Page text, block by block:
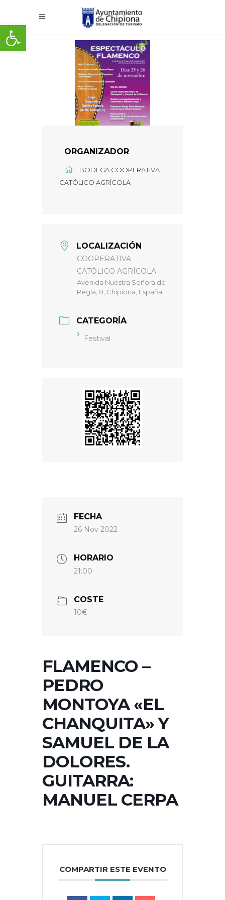
Abrir barra de herramientas
ORGANIZADOR
BODEGA COOPERATIVA
CATÓLICO AGRÍCOLA
LOCALIZACIÓN
COOPERATIVA
CATÓLICO AGRÍCOLA
Avenida Nuestra Señora de
Regla, 8, Chipiona, España
CATEGORÍA
Festival
FECHA
26 Nov 2022
HORARIO
21:00
COSTE
10€
FLAMENCO –
PEDRO
MONTOYA «EL
CHANQUITA» Y
SAMUEL DE LA
DOLORES.
GUITARRA:
MANUEL CERPA
COMPARTIR ESTE EVENTO